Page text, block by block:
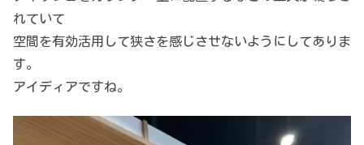
れていて
空間を有効活用して狭さを感じさせないようにしてありま
す。
アイディアですね。